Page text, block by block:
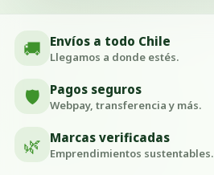
🚚 Envíos a todo Chile
Llegamos a donde estés.
🛡️ Pagos seguros
Webpay, transferencia y más.
🌿 Marcas verificadas
Emprendimientos sustentables.